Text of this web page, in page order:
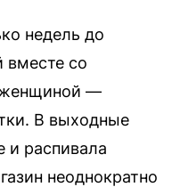
недель до
вместе со
—
В выходные
и распивала
неоднократно